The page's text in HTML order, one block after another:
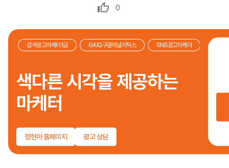
0
검색광고마케터1급 GAIQ구글애널리틱스 SNS광고마케터
색다른 시각을 제공하는
마케터
정현아 홈페이지 광고 상담
광
타
우